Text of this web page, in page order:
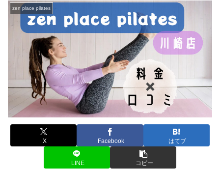
zen place pilates
X Facebook はてブ
LINE コピー